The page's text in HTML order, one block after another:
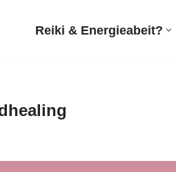
Reiki & Energieabeit?